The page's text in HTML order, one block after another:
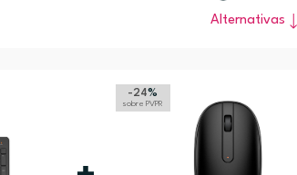
Alternativas
-24%
sobre PVPR